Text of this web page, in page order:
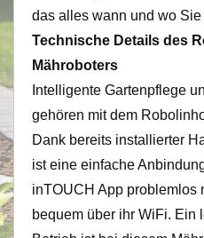
das alles wann und wo Sie
Technische Details des
Mähroboters
Intelligente Gartenpflege
gehören mit dem
Dank bereits installierter
ist eine einfache
inTOUCH App problemlos
bequem über ihr WiFi. Ein